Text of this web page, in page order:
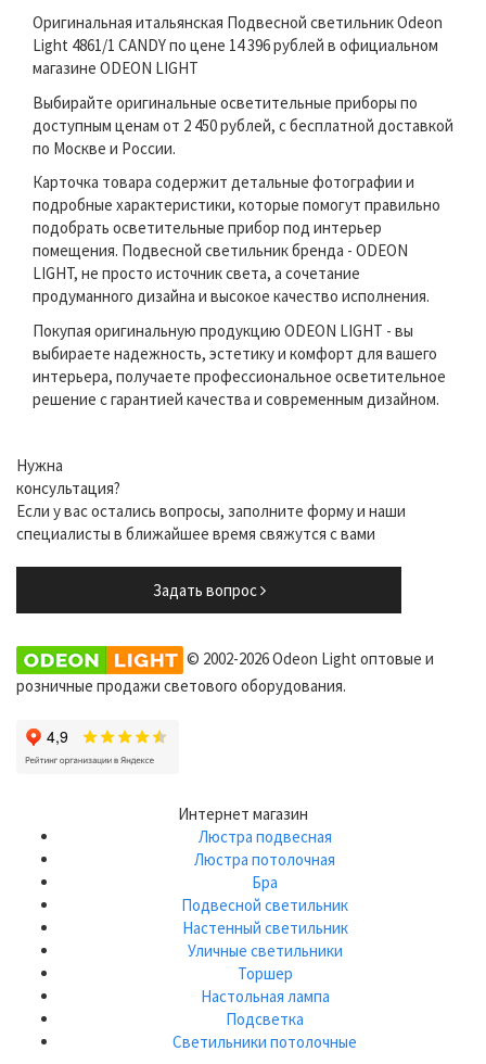
Оригинальная итальянская Подвесной светильник Odeon
Light 4861/1 CANDY по цене 14 396 рублей в официальном
магазине ODEON LIGHT
Выбирайте оригинальные осветительные приборы по
доступным ценам от 2 450 рублей, с бесплатной доставкой
по Москве и России.
Карточка товара содержит детальные фотографии и
подробные характеристики, которые помогут правильно
подобрать осветительные прибор под интерьер
помещения. Подвесной светильник бренда - ODEON
LIGHT, не просто источник света, а сочетание
продуманного дизайна и высокое качество исполнения.
Покупая оригинальную продукцию ODEON LIGHT - вы
выбираете надежность, эстетику и комфорт для вашего
интерьера, получаете профессиональное осветительное
решение с гарантией качества и современным дизайном.
Нужна
консультация?
Если у вас остались вопросы, заполните форму и наши
специалисты в ближайшее время свяжутся с вами
Задать вопрос
© 2002-2026 Odeon Light оптовые и
розничные продажи светового оборудования.
Интернет магазин
Люстра подвесная
Люстра потолочная
Бра
Подвесной светильник
Настенный светильник
Уличные светильники
Торшер
Настольная лампа
Подсветка
Светильники потолочные